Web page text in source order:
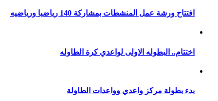
افتتاح ورشة عمل المنشطات بمشاركة 140 رياضيا ورياضيه
اختتام.. البطوله الاولى لواعدي كرة الطاوله
بدء بطولة مركز واعدي وواعدات الطاولة